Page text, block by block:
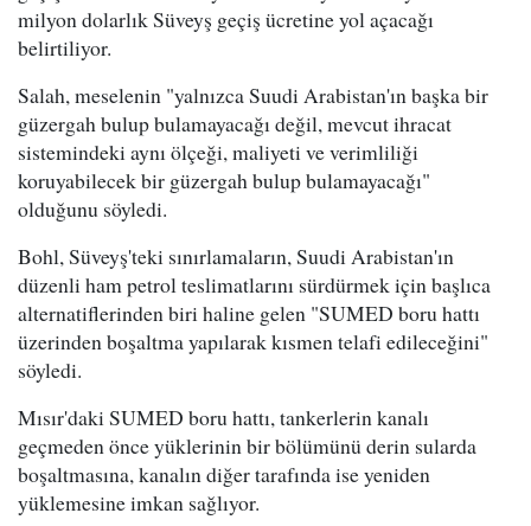
milyon dolarlık Süveyş geçiş ücretine yol açacağı
belirtiliyor.
Salah, meselenin "yalnızca Suudi Arabistan'ın başka bir
güzergah bulup bulamayacağı değil, mevcut ihracat
sistemindeki aynı ölçeği, maliyeti ve verimliliği
koruyabilecek bir güzergah bulup bulamayacağı"
olduğunu söyledi.
Bohl, Süveyş'teki sınırlamaların, Suudi Arabistan'ın
düzenli ham petrol teslimatlarını sürdürmek için başlıca
alternatiflerinden biri haline gelen "SUMED boru hattı
üzerinden boşaltma yapılarak kısmen telafi edileceğini"
söyledi.
Mısır'daki SUMED boru hattı, tankerlerin kanalı
geçmeden önce yüklerinin bir bölümünü derin sularda
boşaltmasına, kanalın diğer tarafında ise yeniden
yüklemesine imkan sağlıyor.